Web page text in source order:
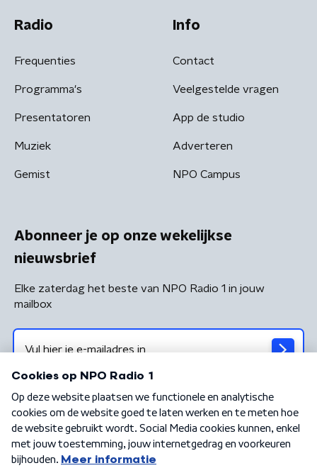
Radio
Frequenties
Programma's
Presentatoren
Muziek
Gemist
Info
Contact
Veelgestelde vragen
App de studio
Adverteren
NPO Campus
Abonneer je op onze wekelijkse
nieuwsbrief
Elke zaterdag het beste van NPO Radio 1 in jouw
mailbox
Algemene voorwaarden Privacybeleid